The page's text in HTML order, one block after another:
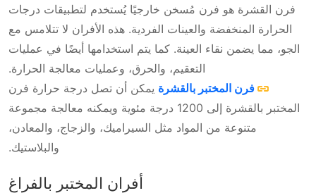
فرن القشرة هو فرن مُسخن خارجيًا يُستخدم لتطبيقات درجات
الحرارة المنخفضة والعينات الفردية. هذه الأفران لا تتلامس مع
الجو، مما يضمن نقاء العينة. كما يتم استخدامها أيضًا في عمليات
التعقيم، والحرق، وعمليات معالجة الحرارة.
فرن المختبر بالقشرة يمكن أن تصل درجة حرارة فرن
المختبر بالقشرة إلى 1200 درجة مئوية ويمكنه معالجة مجموعة
متنوعة من المواد مثل السيراميك، والزجاج، والمعادن،
والبلاستيك.
أفران المختبر بالفراغ